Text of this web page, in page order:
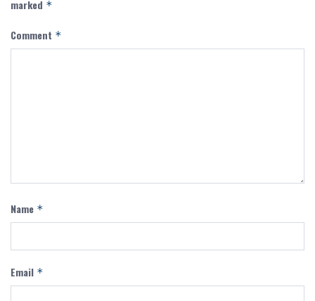
marked *
Comment *
Name *
Email *